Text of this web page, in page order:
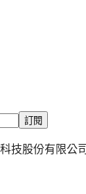
訂閱
技股份有限公